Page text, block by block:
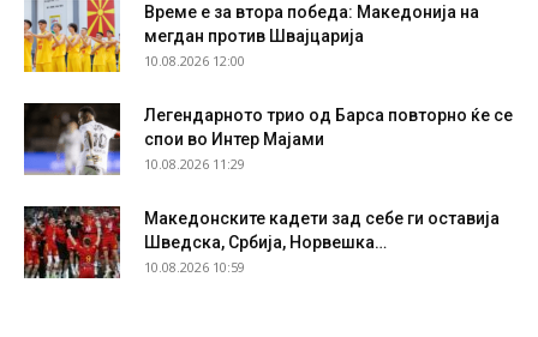
Време е за втора победа: Македонија на
мегдан против Швајцарија
10.08.2026 12:00
Легендарното трио од Барса повторно ќе се
спои во Интер Мајами
10.08.2026 11:29
Македонските кадети зад себе ги оставија
Шведска, Србија, Норвешка…
10.08.2026 10:59